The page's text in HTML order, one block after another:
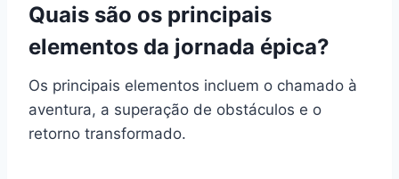
Quais são os principais
elementos da jornada épica?
Os principais elementos incluem o chamado à
aventura, a superação de obstáculos e o
retorno transformado.